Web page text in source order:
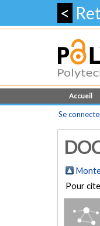
<
Accueil
Se
Pour